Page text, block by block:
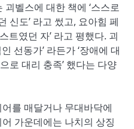
벨스에 대한 책에 ‘스스로
신도’ 라고 썼고, 요아힘 페
트였던 자’ 라고 평했다. 괴
선동가’ 라든가 ‘장애에 대
로 대리 충족’ 했다는 다양
를 매달거나 무대바닥에
가운데에는 나치의 상징